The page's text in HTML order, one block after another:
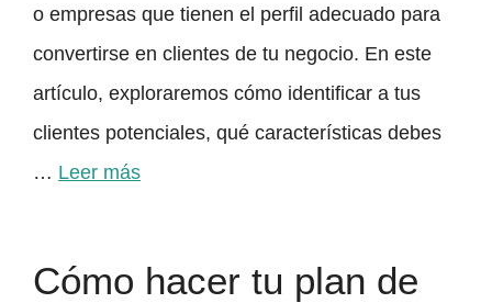
o empresas que tienen el perfil adecuado para
convertirse en clientes de tu negocio. En este
artículo, exploraremos cómo identificar a tus
clientes potenciales, qué características debes
… Leer más
Cómo hacer tu plan de